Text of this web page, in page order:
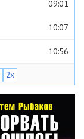
09:01
10:07
10:56
07:58
2x